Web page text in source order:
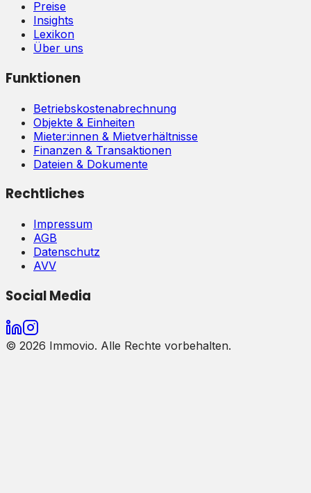
Preise
Insights
Lexikon
Über uns
Funktionen
Betriebskostenabrechnung
Objekte & Einheiten
Mieter:innen & Mietverhältnisse
Finanzen & Transaktionen
Dateien & Dokumente
Rechtliches
Impressum
AGB
Datenschutz
AVV
Social Media
© 2026 Immovio. Alle Rechte vorbehalten.